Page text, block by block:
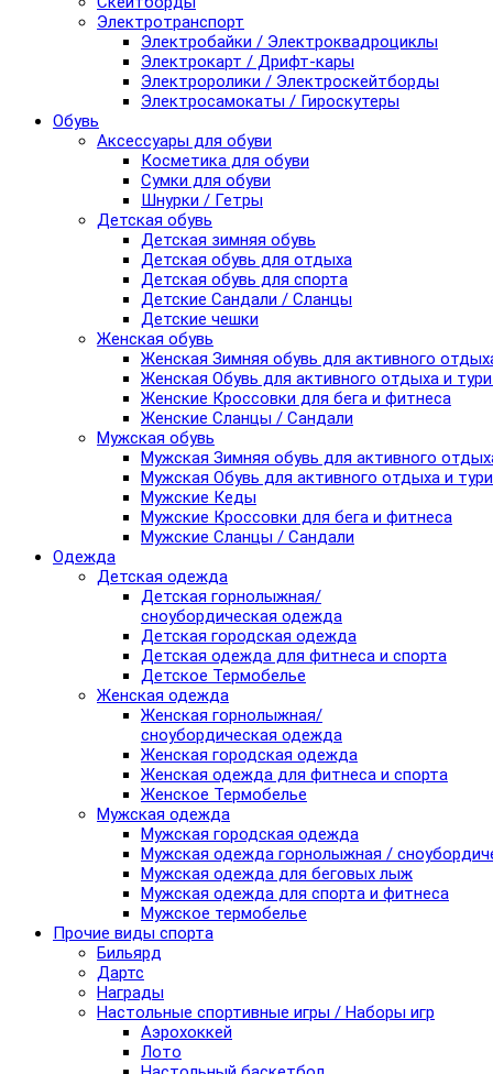
Электротранспорт
Электробайки / Электроквадроциклы
Электрокарт / Дрифт-кары
Электроролики / Электроскейтборды
Электросамокаты / Гироскутеры
Обувь
Аксессуары для обуви
Косметика для обуви
Сумки для обуви
Шнурки / Гетры
Детская обувь
Детская зимняя обувь
Детская обувь для отдыха
Детская обувь для спорта
Детские Сандали / Сланцы
Детские чешки
Женская обувь
Женская Зимняя обувь для активного
Женская Обувь для активного отдыха и
Женские Кроссовки для бега и фитнеса
Женские Сланцы / Сандали
Мужская обувь
Мужская Зимняя обувь для активного
Мужская Обувь для активного отдыха и
Мужские Кеды
Мужские Кроссовки для бега и фитнеса
Мужские Сланцы / Сандали
Одежда
Детская одежда
Детская горнолыжная/
сноубордическая одежда
Детская городская одежда
Детская одежда для фитнеса и спорта
Детское Термобелье
Женская одежда
Женская горнолыжная/
сноубордическая одежда
Женская городская одежда
Женская одежда для фитнеса и спорта
Женское Термобелье
Мужская одежда
Мужская городская одежда
Мужская одежда горнолыжная /
Мужская одежда для беговых лыж
Мужская одежда для спорта и фитнеса
Мужское термобелье
Прочие виды спорта
Бильярд
Дартс
Награды
Настольные спортивные игры / Наборы игр
Аэрохоккей
Лото